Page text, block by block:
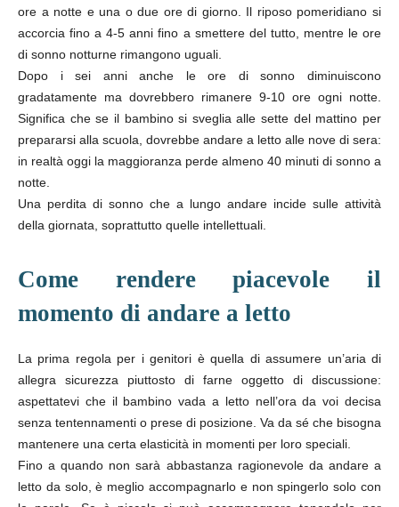
ore a notte e una o due ore di giorno. Il riposo pomeridiano si
accorcia fino a 4-5 anni fino a smettere del tutto, mentre le ore
di sonno notturne rimangono uguali.
Dopo i sei anni anche le ore di sonno diminuiscono
gradatamente ma dovrebbero rimanere 9-10 ore ogni notte.
Significa che se il bambino si sveglia alle sette del mattino per
prepararsi alla scuola, dovrebbe andare a letto alle nove di sera:
in realtà oggi la maggioranza perde almeno 40 minuti di sonno a
notte.
Una perdita di sonno che a lungo andare incide sulle attività
della giornata, soprattutto quelle intellettuali.
Come rendere piacevole il
momento di andare a letto
La prima regola per i genitori è quella di assumere un’aria di
allegra sicurezza piuttosto di farne oggetto di discussione:
aspettatevi che il bambino vada a letto nell’ora da voi decisa
senza tentennamenti o prese di posizione. Va da sé che bisogna
mantenere una certa elasticità in momenti per loro speciali.
Fino a quando non sarà abbastanza ragionevole da andare a
letto da solo, è meglio accompagnarlo e non spingerlo solo con